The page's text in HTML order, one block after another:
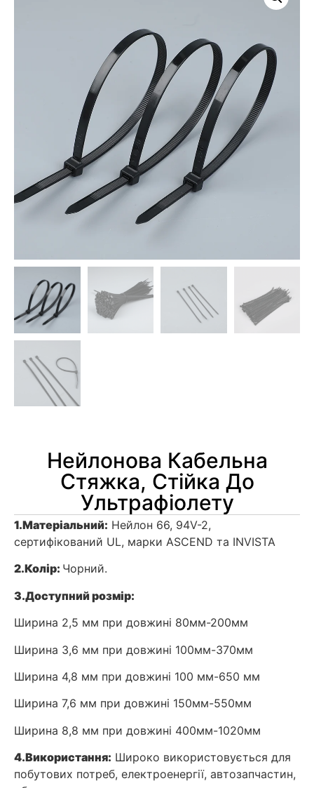
Нейлонова Кабельна
Стяжка, Стійка До
Ультрафіолету
1.Матеріальний: Нейлон 66, 94V-2,
сертифікований UL, марки ASCEND та INVISTA
2.Колір: Чорний.
3.Доступний розмір:
Ширина 2,5 мм при довжині 80мм-200мм
Ширина 3,6 мм при довжині 100мм-370мм
Ширина 4,8 мм при довжині 100 мм-650 мм
Ширина 7,6 мм при довжині 150мм-550мм
Ширина 8,8 мм при довжині 400мм-1020мм
4.Використання: Широко використовується для
побутових потреб, електроенергії, автозапчастин,